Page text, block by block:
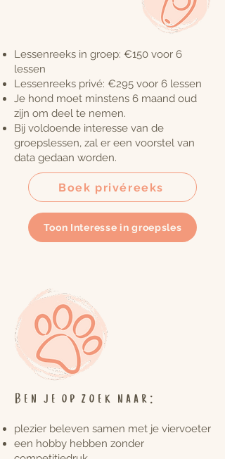
Lessenreeks in groep: €150 voor 6
lessen
Lessenreeks privé: €295 voor 6 lessen
Je hond moet minstens 6 maand oud
zijn om deel te nemen.
Bij voldoende interesse van de
groepslessen, zal er een voorstel van
data gedaan worden.
Boek privéreeks
Toon Interesse in groepsles
Ben je op zoek naar:
plezier beleven samen met je viervoeter
een hobby hebben zonder